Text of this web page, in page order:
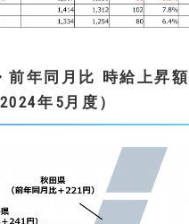
前年同月比 時給上昇額
2024年5 月度）